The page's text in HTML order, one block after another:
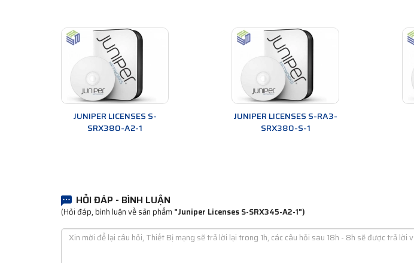
JUNIPER LICENSES S-
SRX380-A2-1
JUNIPER LICENSES S-RA3-
SRX380-S-1
HỎI ĐÁP - BÌNH LUẬN
(Hỏi đáp, bình luận về sản phẩm "Juniper Licenses S-SRX345-A2-1")